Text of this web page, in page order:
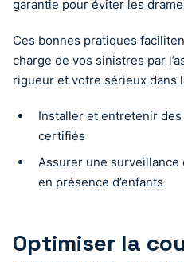
garantie pour éviter les
Ces bonnes pratiques
charge de vos sinistres par
rigueur et votre sérieux dans
Installer et entretenir
certifiés
Assurer une
en présence d’enfants
Optimiser la